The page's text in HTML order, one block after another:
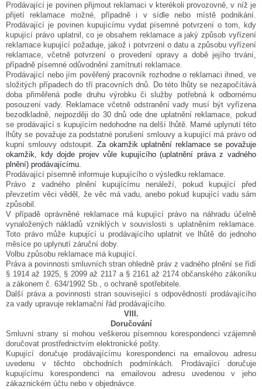
Prodávající je povinen přijmout reklamaci v kterékoli provozovně, v níž je
přijetí reklamace možné, případně i v sídle nebo místě podnikání.
Prodávající je povinen kupujícímu vydat písemné potvrzení o tom, kdy
kupující právo uplatnil, co je obsahem reklamace a jaký způsob vyřízení
reklamace kupující požaduje, jakož i potvrzení o datu a způsobu vyřízení
reklamace, včetně potvrzení o provedení opravy a době jejího trvání,
případně písemné odůvodnění zamítnutí reklamace.
Prodávající nebo jím pověřený pracovník rozhodne o reklamaci ihned, ve
složitých případech do tří pracovních dnů. Do této lhůty se nezapočítává
doba přiměřená podle druhu výrobku či služby potřebná k odbornému
posouzení vady. Reklamace včetně odstranění vady musí být vyřízena
bezodkladně, nejpozději do 30 dnů ode dne uplatnění reklamace, pokud
se prodávající s kupujícím nedohodne na delší lhůtě. Marné uplynutí této
lhůty se považuje za podstatné porušení smlouvy a kupující má právo od
kupní smlouvy odstoupit. Za okamžik uplatnění reklamace se považuje
okamžik, kdy dojde projev vůle kupujícího (uplatnění práva z vadného
plnění) prodávajícímu.
Prodávající písemně informuje kupujícího o výsledku reklamace.
Právo z vadného plnění kupujícímu nenáleží, pokud kupující před
převzetím věci věděl, že věc má vadu, anebo pokud kupující vadu sám
způsobil.
V případě oprávněné reklamace má kupující právo na náhradu účelně
vynaložených nákladů vzniklých v souvislosti s uplatněním reklamace.
Toto právo může kupující u prodávajícího uplatnit ve lhůtě do jednoho
měsíce po uplynutí záruční doby.
Volbu způsobu reklamace má kupující.
Práva a povinnosti smluvních stran ohledně práv z vadného plnění se řídí
§ 1914 až 1925, § 2099 až 2117 a § 2161 až 2174 občanského zákoníku
a zákonem č. 634/1992 Sb., o ochraně spotřebitele.
Další práva a povinnosti stran související s odpovědností prodávajícího
za vady upravuje reklamační řád prodávajícího.
VIII.
Doručování
Smluvní strany si mohou veškerou písemnou korespondenci vzájemně
doručovat prostřednictvím elektronické pošty.
Kupující doručuje prodávajícímu korespondenci na emailovou adresu
uvedenu v těchto obchodních podmínkách. Prodávající doručuje
kupujícímu korespondenci na emailovou adresu uvedenou v jeho
zákaznickém účtu nebo v objednávce.